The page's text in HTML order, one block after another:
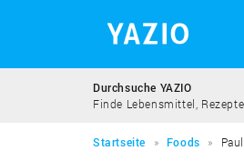
Durchsuche YAZIO
Finde Lebensmittel,
Startseite Foods